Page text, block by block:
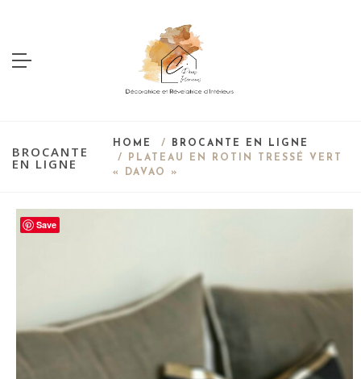
BROCANTE
EN LIGNE
HOME /
BROCANTE EN LIGNE
/ PLATEAU EN ROTIN TRESSÉ VERT
« DAVAO »
Save